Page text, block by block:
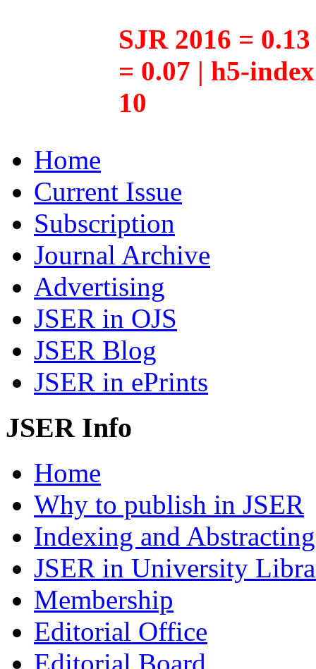
SJR 2016 =
= 0.07 | h5-
10
Home
Current Issue
Subscription
Journal Archive
Advertising
JSER in OJS
JSER Blog
JSER in ePrints
JSER Info
Home
Why to publish in JSER
Indexing and Abstracting
JSER in University
Membership
Editorial Office